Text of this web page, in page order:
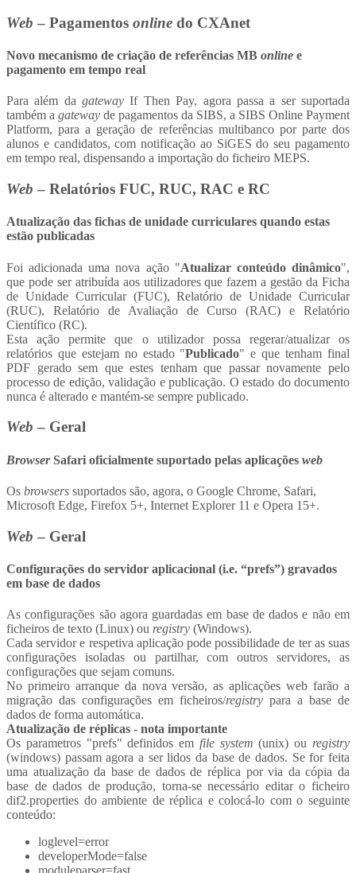
Web – Pagamentos online do CXAnet
Novo mecanismo de criação de referências MB online e
pagamento em tempo real
Para além dagateway If Then Pay, agora passa a ser suportada
também a gateway de pagamentos da SIBS, a SIBS Online Payment
Platform, para a geração de referências multibanco por parte dos
alunos e candidatos, com notificação ao SiGES do seu pagamento
em tempo real, dispensando a importação do ficheiro MEPS.
Web – Relatórios FUC, RUC, RAC e RC
Atualização das fichas de unidade curriculares quando estas
estão publicadas
Foi adicionada uma nova ação "Atualizar conteúdo dinâmico",
que pode ser atribuída aos utilizadores que fazem a gestão da Ficha
de Unidade Curricular (FUC), Relatório de Unidade Curricular
(RUC), Relatório de Avaliação de Curso (RAC) e Relatório
Científico (RC).
Esta ação permite que o utilizador possa regerar/atualizar os
relatórios que estejam no estado "Publicado" e que tenham final
PDF gerado sem que estes tenham que passar novamente pelo
processo de edição, validação e publicação. O estado do documento
nunca é alterado e mantém-se sempre publicado.
Web – Geral
BrowserSafari oficialmente suportado pelas aplicações web
Os browsers suportados são, agora, o Google Chrome, Safari,
Microsoft Edge, Firefox 5+, Internet Explorer 11 e Opera 15+.
Web – Geral
Configurações do servidor aplicacional (i.e. “prefs”) gravados
em base de dados
As configurações são agora guardadas em base de dados e não em
ficheiros de texto (Linux) ou registry (Windows).
Cada servidor e respetiva aplicação pode possibilidade de ter as suas
configurações isoladas ou partilhar, com outros servidores, as
configurações que sejam comuns.
No primeiro arranque da nova versão, as aplicações web farão a
migração das configurações em ficheiros/registry para a base de
dados de forma automática.
Atualização de réplicas - nota importante
Os parametros "prefs" definidos em file system (unix) ou registry
(windows) passam agora a ser lidos da base de dados. Se for feita
uma atualização da base de dados de réplica por via da cópia da
base de dados de produção, torna-se necessário editar o ficheiro
dif2.properties do ambiente de réplica e colocá-lo com o seguinte
conteúdo:
loglevel=error
developerMode=false
moduleparser=fast